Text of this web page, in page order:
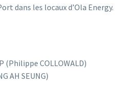
dans les locaux d’Ola Energy.
(Philippe COLLOWALD)
AH SEUNG)